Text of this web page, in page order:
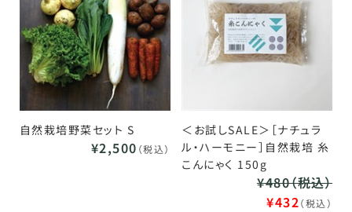
自然栽培野菜セット S
¥2,500 （税込）
＜お試しSALE＞［ナチュラ
ル・ハーモニー］自然栽培 糸
こんにゃく 150g
¥480（税込）
¥432（税込）